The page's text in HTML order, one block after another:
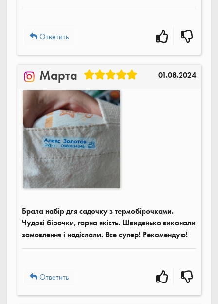
Ответить
Марта 01.08.2024
Брала набір для садочку з термобірочками.
Чудові бірочки, гарна якість. Швиденько виконали
замовлення і надіслали. Все супер! Рекомендую!
Ответить